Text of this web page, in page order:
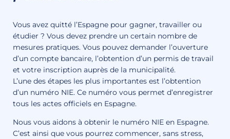
Vous avez quitté l’Espagne pour gagner, travailler ou
étudier ? Vous devez prendre un certain nombre de
mesures pratiques. Vous pouvez demander l’ouverture
d’un compte bancaire, l’obtention d’un permis de travail
et votre inscription auprès de la municipalité.
L’une des étapes les plus importantes est l’obtention
d’un numéro NIE. Ce numéro vous permet d’enregistrer
tous les actes officiels en Espagne.
Nous vous aidons à obtenir le numéro NIE en Espagne.
C’est ainsi que vous pourrez commencer, sans stress,